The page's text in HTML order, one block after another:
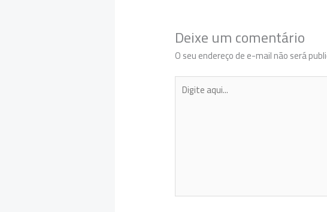
Deixe um comentário
O seu endereço de e-mail não será
Digite
aqui...